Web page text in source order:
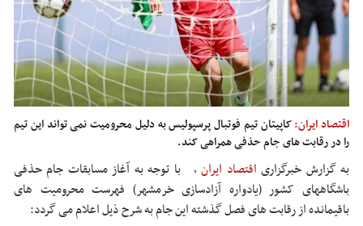
اقتصاد ایران:کاپیتان تیم فوتبال پرسپولیس به دلیل محرومیت نمی تواند این تیم
را در رقابت های جام حذفی همراهی کند.
به گزارش خبرگزاری اقتصاد ایران ،
با توجه به آغاز مسابقات جام حذفی
باشگاههای کشور (یادواره آزادسازی خرمشهر) فهرست محرومیت های
باقیمانده از رقابت های فصل گذشته این جام به شرح ذیل اعلام می گردد: